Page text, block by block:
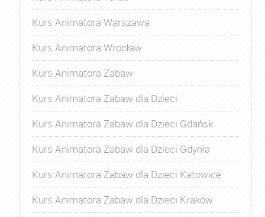
Kurs Animatora Warszawa
Kurs Animatora Wrocław
Kurs Animatora Zabaw
Kurs Animatora Zabaw dla Dzieci
Kurs Animatora Zabaw dla Dzieci Gdańsk
Kurs Animatora Zabaw dla Dzieci Gdynia
Kurs Animatora Zabaw dla Dzieci Katowice
Kurs Animatora Zabaw dla Dzieci Kraków